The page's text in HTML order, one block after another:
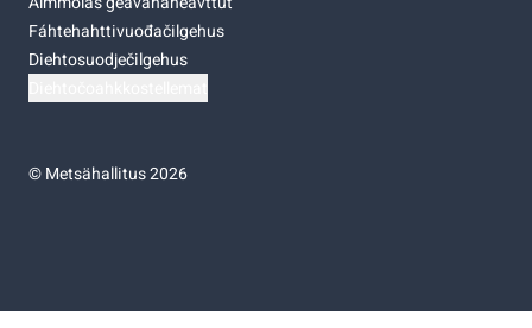
Fáhtehahttivuođačilgehus
Diehtosuodječilgehus
©Metsähallitus 2026